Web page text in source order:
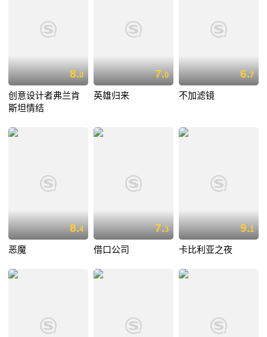
8.0
创意设计者弗兰肯
斯坦情结
7.0
英雄归来
6.7
不加滤镜
8.4
恶魔
7.3
借口公司
9.1
卡比利亚之夜